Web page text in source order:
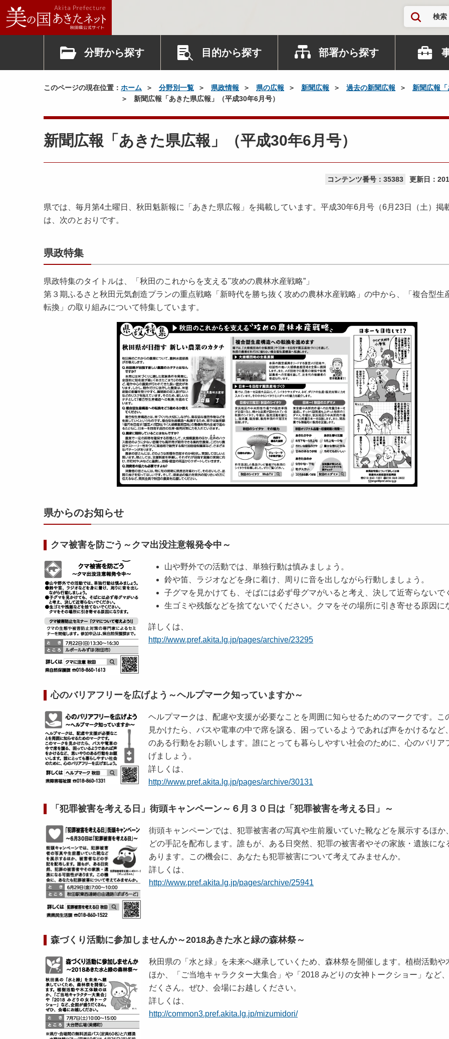
検索
分野から探す 目的から探す 部署から探す
このページの現在位置： ホーム 分野別一覧 県政情報 県の広報 新聞広報 過去の新聞広報
新聞広報「
新聞広報「あきた県広報」（平成30年6月号）
新聞広報「あきた県広報」（平成30年6月号）
コンテンツ番号：35383 更新日：
県では、毎月第4土曜日、秋田魁新報に「あきた県広報」を掲載しています。平成30年6月号（6月23日（土）掲
は、次のとおりです。
県政特集
県政特集のタイトルは、「秋田のこれからを支える"攻めの農林水産戦略”」
第３期ふるさと秋田元気創造プランの重点戦略「新時代を勝ち抜く攻めの農林水産戦略」の中から、「複合型生
転換」の取り組みについて特集しています。
県からのお知らせ
クマ被害を防ごう～クマ出没注意報発令中～
山や野外での活動では、単独行動は慎みましょう。
鈴や笛、ラジオなどを身に着け、周りに音を出しながら行動しましょう。
子グマを見かけても、そばには必ず母グマがいると考え、決して近寄らないで
生ゴミや残飯などを捨てないでください。クマをその場所に引き寄せる原因に
詳しくは、
http://www.pref.akita.lg.jp/pages/archive/23295
心のバリアフリーを広げよう～ヘルプマーク知っていますか～
ヘルプマークは、配慮や支援が必要なことを周囲に知らせるためのマークです。こ
見かけたら、バスや電車の中で席を譲る、困っているようであれば声をかけるなど
のある行動をお願いします。誰にとっても暮らしやすい社会のために、心のバリア
げましょう。
詳しくは、
http://www.pref.akita.lg.jp/pages/archive/30131
「犯罪被害を考える日」街頭キャンペーン～６月３０日は「犯罪被害を考える日」～
街頭キャンペーンでは、犯罪被害者の写真や生前履いていた靴などを展示するほか
どの手記を配布します。誰もが、ある日突然、犯罪の被害者やその家族・遺族にな
あります。この機会に、あなたも犯罪被害について考えてみませんか。
詳しくは、
http://www.pref.akita.lg.jp/pages/archive/25941
森づくり活動に参加しませんか～2018あきた水と緑の森林祭～
秋田県の「水と緑」を未来へ継承していくため、森林祭を開催します。植樹活動や
ほか、「ご当地キャラクター大集合」や「2018 みどりの女神トークショー」など
だくさん。ぜひ、会場にお越しください。
詳しくは、
http://common3.pref.akita.lg.jp/mizumidori/